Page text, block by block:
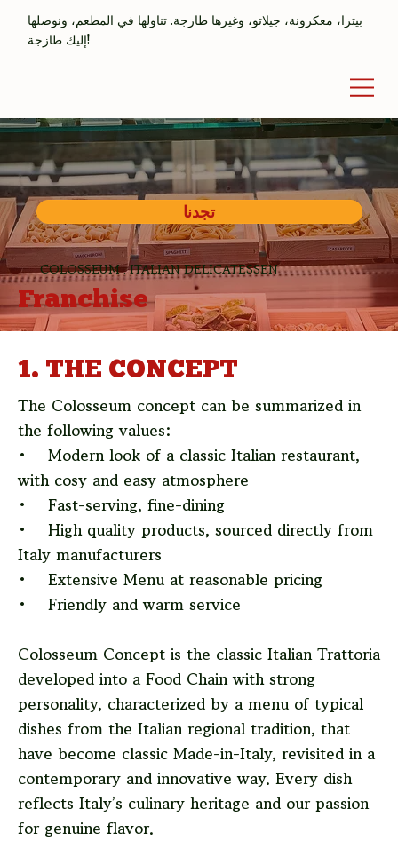
بيتزا، معكرونة، جيلاتو، وغيرها طازجة. تناولها في المطعم، ونوصلها
إليك طازجة!
COLOSSEUM . ITALIAN DELICATESSEN
Franchise
تجدنا
1. THE CONCEPT
The Colosseum concept can be summarized in
the following values:
• Modern look of a classic Italian restaurant,
with cosy and easy atmosphere
• Fast-serving, fine-dining
• High quality products, sourced directly from
Italy manufacturers
• Extensive Menu at reasonable pricing
• Friendly and warm service
Colosseum Concept is the classic Italian Trattoria
developed into a Food Chain with strong
personality, characterized by a menu of typical
dishes from the Italian regional tradition, that
have become classic Made-in-Italy, revisited in a
contemporary and innovative way. Every dish
reflects Italy’s culinary heritage and our passion
for genuine flavor.